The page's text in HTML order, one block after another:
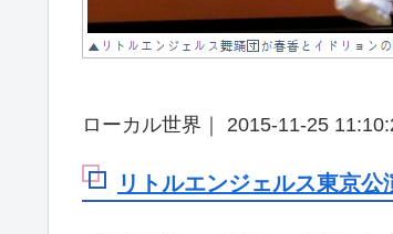
ローカル世界｜ 2015-11-25
リトルエンジェルス東京